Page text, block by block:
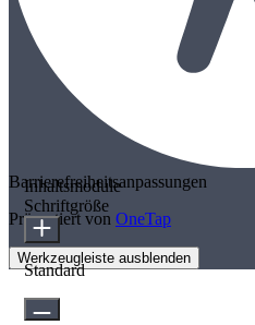
Barrierefreiheitsanpassungen
Präsentiert von OneTap
Werkzeugleiste ausblenden
Inhaltsmodule
Schriftgröße
Standard